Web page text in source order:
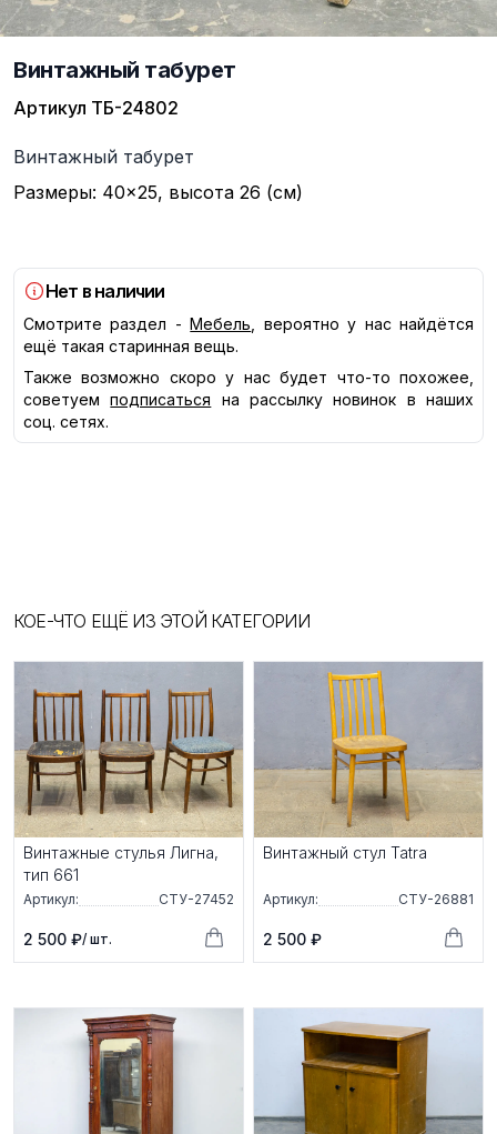
Винтажный табурет
Артикул ТБ-24802
Описание
Винтажный табурет
Размеры: 40×25, высота 26 (см)
Нет в наличии
Смотрите раздел - Мебель , вероятно у нас найдётся
ещё такая старинная вещь.
Также возможно скоро у нас будет что-то похожее,
советуем
подписаться
на рассылку новинок в наших
соц. сетях.
КОЕ-ЧТО ЕЩЁ ИЗ ЭТОЙ КАТЕГОРИИ
Винтажные стулья Лигна,
тип 661
Артикул: СТУ-27452
2 500 ₽/ шт.
Винтажный стул Tatra
Артикул: СТУ-26881
2 500 ₽